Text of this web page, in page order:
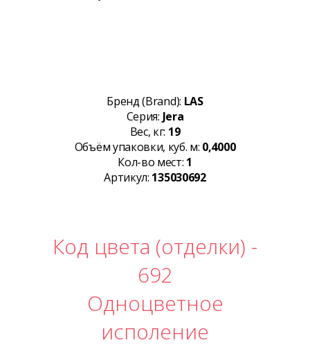
Бренд (Brand): LAS
Серия: Jera
Вес, кг: 19
Объём упаковки, куб. м: 0,4000
Кол-во мест: 1
Артикул: 135030692
Код цвета (отделки) -
692
Одноцветное
исполение